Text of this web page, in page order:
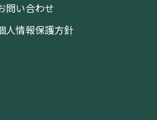
問い合わせ
人情報保護方針